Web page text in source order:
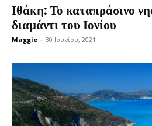
Ιθάκη: Το καταπράσινο
διαμάντι του Ιονίου
Maggie - 30 Ιουνίου, 2021